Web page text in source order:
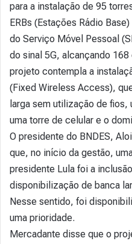
para a instalação de 95
ERBs (Estações Rádio
do Serviço Móvel Pessoal
do sinal 5G, alcançando
projeto contempla a
(Fixed Wireless Access),
larga sem utilização de
uma torre de celular e o
O presidente do BNDES,
que, no início da gestão,
presidente Lula foi a
disponibilização de banca
Nesse sentido, foi
uma prioridade.
Mercadante disse que o